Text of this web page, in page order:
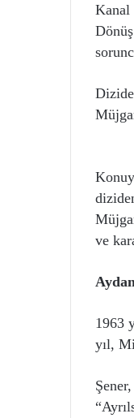
Kanal
ve
1963
yıl,